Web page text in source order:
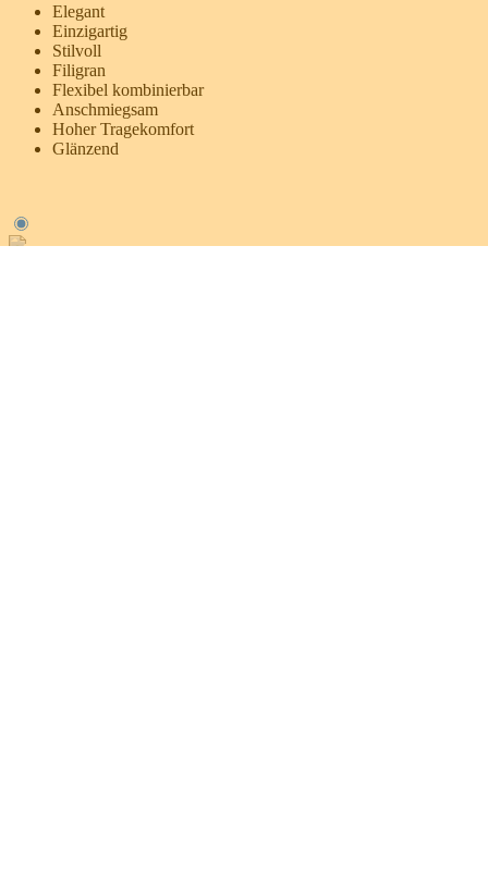
Elegant
Einzigartig
Stilvoll
Filigran
Flexibel kombinierbar
Anschmiegsam
Hoher Tragekomfort
Glänzend